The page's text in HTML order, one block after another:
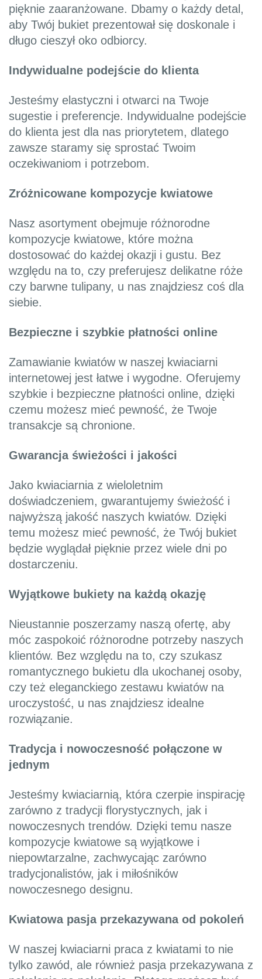
pięknie zaaranżowane. Dbamy o każdy detal,
aby Twój bukiet prezentował się doskonale i
długo cieszył oko odbiorcy.
Indywidualne podejście do klienta
Jesteśmy elastyczni i otwarci na Twoje
sugestie i preferencje. Indywidualne podejście
do klienta jest dla nas priorytetem, dlatego
zawsze staramy się sprostać Twoim
oczekiwaniom i potrzebom.
Zróżnicowane kompozycje kwiatowe
Nasz asortyment obejmuje różnorodne
kompozycje kwiatowe, które można
dostosować do każdej okazji i gustu. Bez
względu na to, czy preferujesz delikatne róże
czy barwne tulipany, u nas znajdziesz coś dla
siebie.
Bezpieczne i szybkie płatności online
Zamawianie kwiatów w naszej kwiaciarni
internetowej jest łatwe i wygodne. Oferujemy
szybkie i bezpieczne płatności online, dzięki
czemu możesz mieć pewność, że Twoje
transakcje są chronione.
Gwarancja świeżości i jakości
Jako kwiaciarnia z wieloletnim
doświadczeniem, gwarantujemy świeżość i
najwyższą jakość naszych kwiatów. Dzięki
temu możesz mieć pewność, że Twój bukiet
będzie wyglądał pięknie przez wiele dni po
dostarczeniu.
Wyjątkowe bukiety na każdą okazję
Nieustannie poszerzamy naszą ofertę, aby
móc zaspokoić różnorodne potrzeby naszych
klientów. Bez względu na to, czy szukasz
romantycznego bukietu dla ukochanej osoby,
czy też eleganckiego zestawu kwiatów na
uroczystość, u nas znajdziesz idealne
rozwiązanie.
Tradycja i nowoczesność połączone w
jednym
Jesteśmy kwiaciarnią, która czerpie inspirację
zarówno z tradycji florystycznych, jak i
nowoczesnych trendów. Dzięki temu nasze
kompozycje kwiatowe są wyjątkowe i
niepowtarzalne, zachwycając zarówno
tradycjonalistów, jak i miłośników
nowoczesnego designu.
Kwiatowa pasja przekazywana od pokoleń
W naszej kwiaciarni praca z kwiatami to nie
tylko zawód, ale również pasja przekazywana z